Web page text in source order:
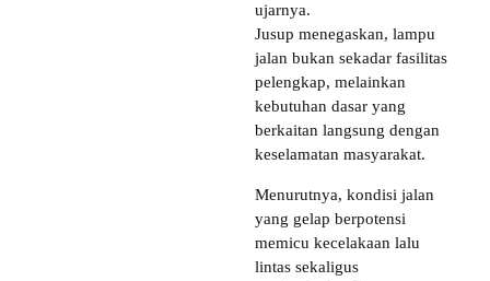
ujarnya.
Jusup menegaskan, lampu
jalan bukan sekadar fasilitas
pelengkap, melainkan
kebutuhan dasar yang
berkaitan langsung dengan
keselamatan masyarakat.
Menurutnya, kondisi jalan
yang gelap berpotensi
memicu kecelakaan lalu
lintas sekaligus